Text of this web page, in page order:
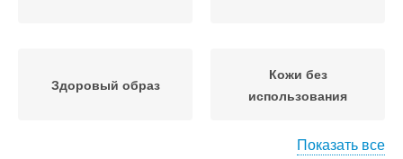
Здоровый образ
Кожи без
использования
Показать все